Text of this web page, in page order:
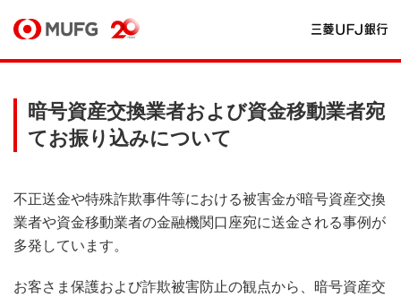
暗号資産交換業者および資金移動業者宛
てお振り込みについて
不正送金や特殊詐欺事件等における被害金が暗号資産交換
業者や資金移動業者の金融機関口座宛に送金される事例が
多発しています。
お客さま保護および詐欺被害防止の観点から、暗号資産交